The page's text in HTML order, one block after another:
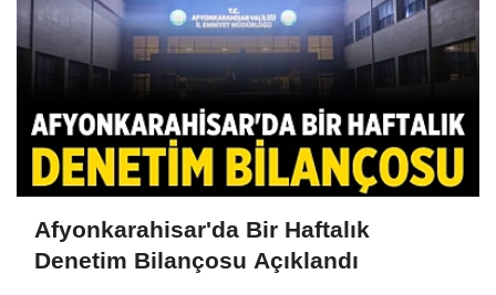
Afyonkarahisar'da Bir Haftalık
Denetim Bilançosu Açıklandı